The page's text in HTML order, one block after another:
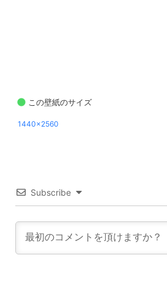
この壁紙のサイズ
1440x2560
Subscribe